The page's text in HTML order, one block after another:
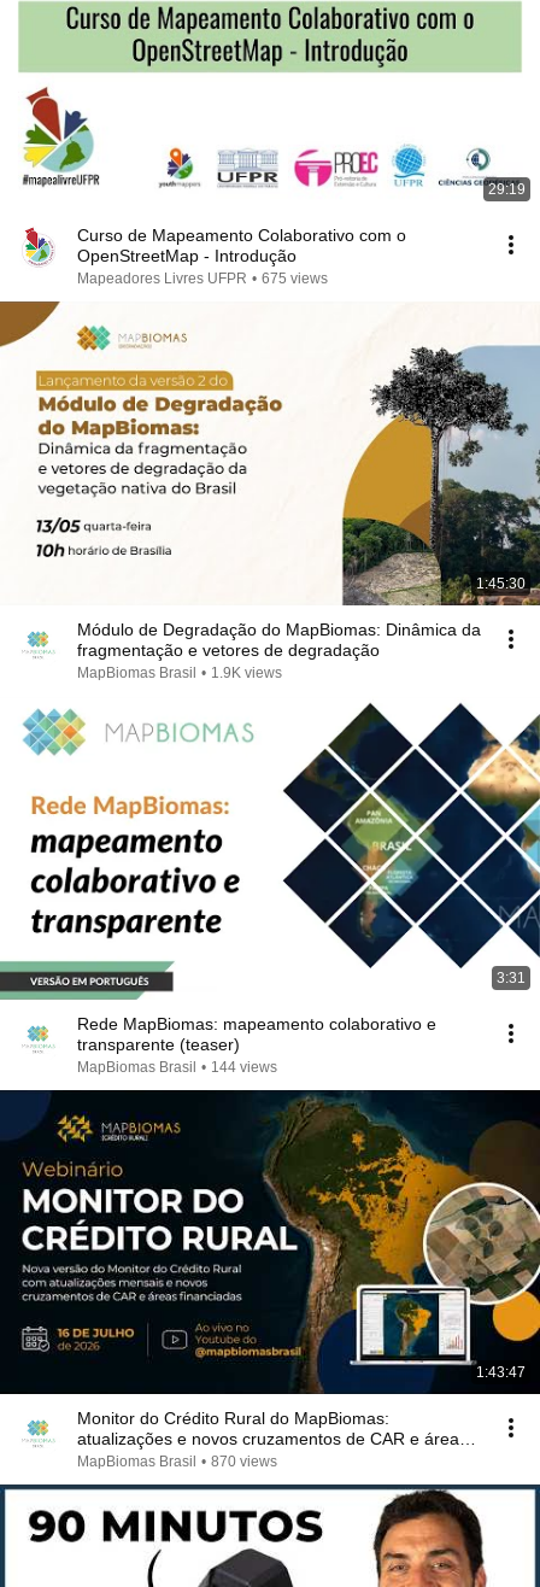
29:19
Curso de Mapeamento Colaborativo com o
OpenStreetMap - Introdução
Mapeadores Livres UFPR • 675 views
1:45:30
Módulo de Degradação do MapBiomas: Dinâmica da
fragmentação e vetores de degradação
MapBiomas Brasil • 1.9K views
3:31
Rede MapBiomas: mapeamento colaborativo e
transparente (teaser)
MapBiomas Brasil • 144 views
1:43:47
Monitor do Crédito Rural do MapBiomas:
atualizações e novos cruzamentos de CAR e áreas
financiadas
MapBiomas Brasil • 870 views